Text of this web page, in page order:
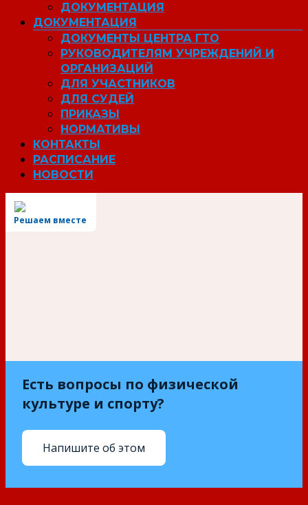
ДОКУМЕНТАЦИЯ
ДОКУМЕНТАЦИЯ
ДОКУМЕНТЫ ЦЕНТРА ГТО
РУКОВОДИТЕЛЯМ УЧРЕЖДЕНИЙ И
ОРГАНИЗАЦИЙ
ДЛЯ УЧАСТНИКОВ
ДЛЯ СУДЕЙ
ПРИКАЗЫ
НОРМАТИВЫ
КОНТАКТЫ
РАСПИСАНИЕ
НОВОСТИ
Решаем вместе
Есть вопросы по физической
культуре и спорту?
Напишите об этом